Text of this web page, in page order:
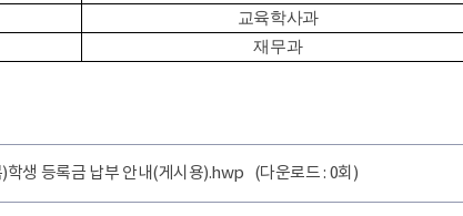
교육학사과
재무과
학생 등록금 납부 안내(게시용).hwp (다운로드 : 0회)